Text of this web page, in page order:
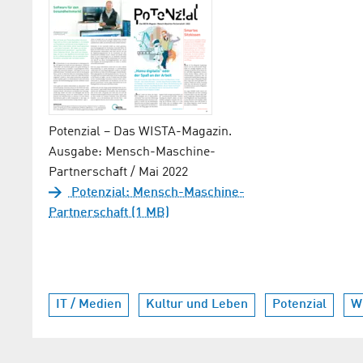
Potenzial – Das WISTA-Magazin.
Ausgabe: Mensch-Maschine-
Partnerschaft / Mai 2022
Potenzial: Mensch-Maschine-
Partnerschaft (1 MB)
IT / Medien Kultur und Leben Potenzial